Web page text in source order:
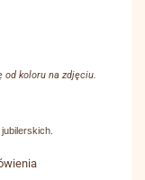
od koloru na zdjęciu.